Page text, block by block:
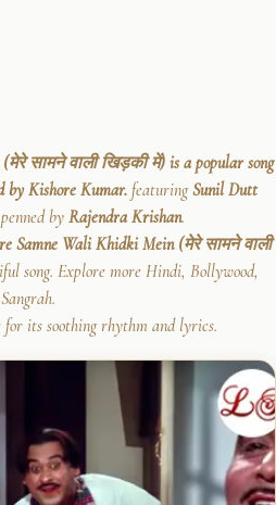
सामने वाली खिड़की में) is a popular song
by Kishore Kumar. featuringSunil Dutt
by Rajendra Krishan.
Samne Wali Khidki Mein (मेरे सामने वाली
song. Explore more Hindi, Bollywood,
for its soothing rhythm and lyrics.